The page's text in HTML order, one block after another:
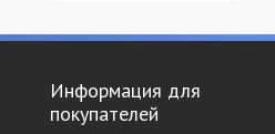
Информация для
покупателей